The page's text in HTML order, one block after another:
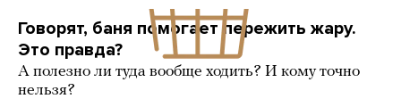
Говорят, баня помогает пережить жару.
Это правда?
А полезно ли туда вообще ходить? И кому точно
нельзя?